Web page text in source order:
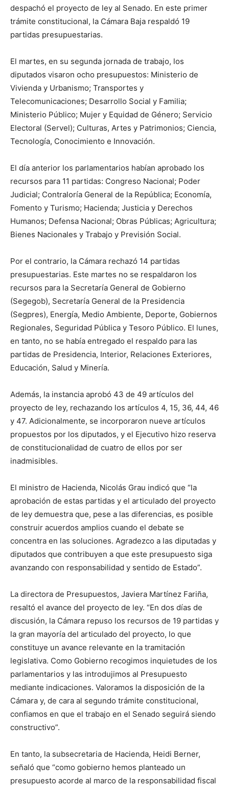
despachó el proyecto de ley al Senado. En este primer
trámite constitucional, la Cámara Baja respaldó 19
partidas presupuestarias.
El martes, en su segunda jornada de trabajo, los
diputados visaron ocho presupuestos: Ministerio de
Vivienda y Urbanismo; Transportes y
Telecomunicaciones; Desarrollo Social y Familia;
Ministerio Público; Mujer y Equidad de Género; Servicio
Electoral (Servel); Culturas, Artes y Patrimonios; Ciencia,
Tecnología, Conocimiento e Innovación.
El día anterior los parlamentarios habían aprobado los
recursos para 11 partidas: Congreso Nacional; Poder
Judicial; Contraloría General de la República; Economía,
Fomento y Turismo; Hacienda; Justicia y Derechos
Humanos; Defensa Nacional; Obras Públicas; Agricultura;
Bienes Nacionales y Trabajo y Previsión Social.
Por el contrario, la Cámara rechazó 14 partidas
presupuestarias. Este martes no se respaldaron los
recursos para la Secretaría General de Gobierno
(Segegob), Secretaría General de la Presidencia
(Segpres), Energía, Medio Ambiente, Deporte, Gobiernos
Regionales, Seguridad Pública y Tesoro Público. El lunes,
en tanto, no se había entregado el respaldo para las
partidas de Presidencia, Interior, Relaciones Exteriores,
Educación, Salud y Minería.
Además, la instancia aprobó 43 de 49 artículos del
proyecto de ley, rechazando los artículos 4, 15, 36, 44, 46
y 47. Adicionalmente, se incorporaron nueve artículos
propuestos por los diputados, y el Ejecutivo hizo reserva
de constitucionalidad de cuatro de ellos por ser
inadmisibles.
El ministro de Hacienda, Nicolás Grau indicó que “la
aprobación de estas partidas y el articulado del proyecto
de ley demuestra que, pese a las diferencias, es posible
construir acuerdos amplios cuando el debate se
concentra en las soluciones. Agradezco a las diputadas y
diputados que contribuyen a que este presupuesto siga
avanzando con responsabilidad y sentido de Estado”.
La directora de Presupuestos, Javiera Martínez Fariña,
resaltó el avance del proyecto de ley. “En dos días de
discusión, la Cámara repuso los recursos de 19 partidas y
la gran mayoría del articulado del proyecto, lo que
constituye un avance relevante en la tramitación
legislativa. Como Gobierno recogimos inquietudes de los
parlamentarios y las introdujimos al Presupuesto
mediante indicaciones. Valoramos la disposición de la
Cámara y, de cara al segundo trámite constitucional,
confiamos en que el trabajo en el Senado seguirá siendo
constructivo”.
En tanto, la subsecretaria de Hacienda, Heidi Berner,
señaló que “como gobierno hemos planteado un
presupuesto acorde al marco de la responsabilidad fiscal